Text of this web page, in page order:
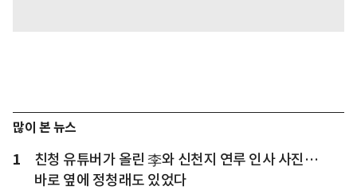
많이 본 뉴스
1
친청 유튜버가 올린 李와 신천지 연루 인사 사진…
바로 옆에 정청래도 있었다